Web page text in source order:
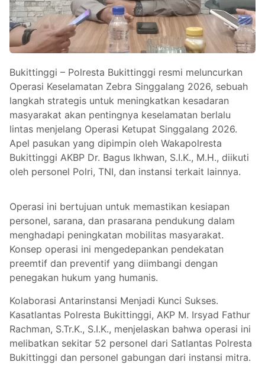
Bukittinggi – Polresta Bukittinggi resmi meluncurkan
Operasi Keselamatan Zebra Singgalang 2026, sebuah
langkah strategis untuk meningkatkan kesadaran
masyarakat akan pentingnya keselamatan berlalu
lintas menjelang Operasi Ketupat Singgalang 2026.
Apel pasukan yang dipimpin oleh Wakapolresta
Bukittinggi AKBP Dr. Bagus Ikhwan, S.I.K., M.H., diikuti
oleh personel Polri, TNI, dan instansi terkait lainnya.
Operasi ini bertujuan untuk memastikan kesiapan
personel, sarana, dan prasarana pendukung dalam
menghadapi peningkatan mobilitas masyarakat.
Konsep operasi ini mengedepankan pendekatan
preemtif dan preventif yang diimbangi dengan
penegakan hukum yang humanis.
Kolaborasi Antarinstansi Menjadi Kunci Sukses.
Kasatlantas Polresta Bukittinggi, AKP M. Irsyad Fathur
Rachman, S.Tr.K., S.I.K., menjelaskan bahwa operasi ini
melibatkan sekitar 52 personel dari Satlantas Polresta
Bukittinggi dan personel gabungan dari instansi mitra.